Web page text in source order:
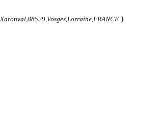
Xaronval,88529,Vosges,Lorraine,FRANCE )